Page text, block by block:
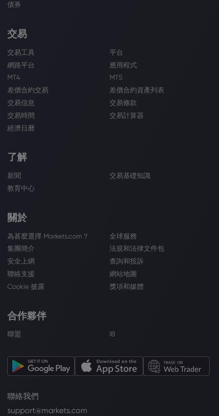
債券
交易
交易工具
平台
網路平台
應用程式
MT4
MT5
差價合約交易
差價合約資產列表
交易信息
交易條款
交易時間
交易計算器
經濟日曆
了解
新聞
交易基礎知識
教育中心
關於
為甚麼選擇 Markets.com？
全球服務
集團簡介
法規和法律文件包
安全上網
查詢和投訴
聯絡支援
網站地圖
Cookie 披露
獎項和媒體
合作夥伴
聯盟 IB
聯絡我們
support@markets.com